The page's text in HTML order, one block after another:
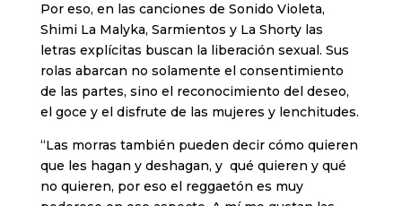
Por eso, en las canciones de Sonido Violeta,
Shimi La Malyka, Sarmientos y La Shorty las
letras explícitas buscan la liberación sexual. Sus
rolas abarcan no solamente el consentimiento
de las partes, sino el reconocimiento del deseo,
el goce y el disfrute de las mujeres y lenchitudes.
“Las morras también pueden decir cómo quieren
que les hagan y deshagan, y qué quieren y qué
no quieren, por eso el reggaetón es muy